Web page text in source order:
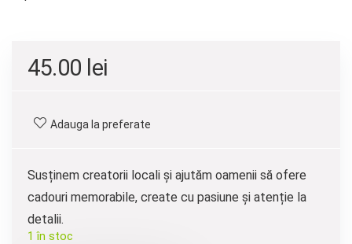
45.00 lei
Adauga la preferate
Susținem creatorii locali și ajutăm oamenii să ofere
cadouri memorabile, create cu pasiune și atenție la
detalii.
1 în stoc